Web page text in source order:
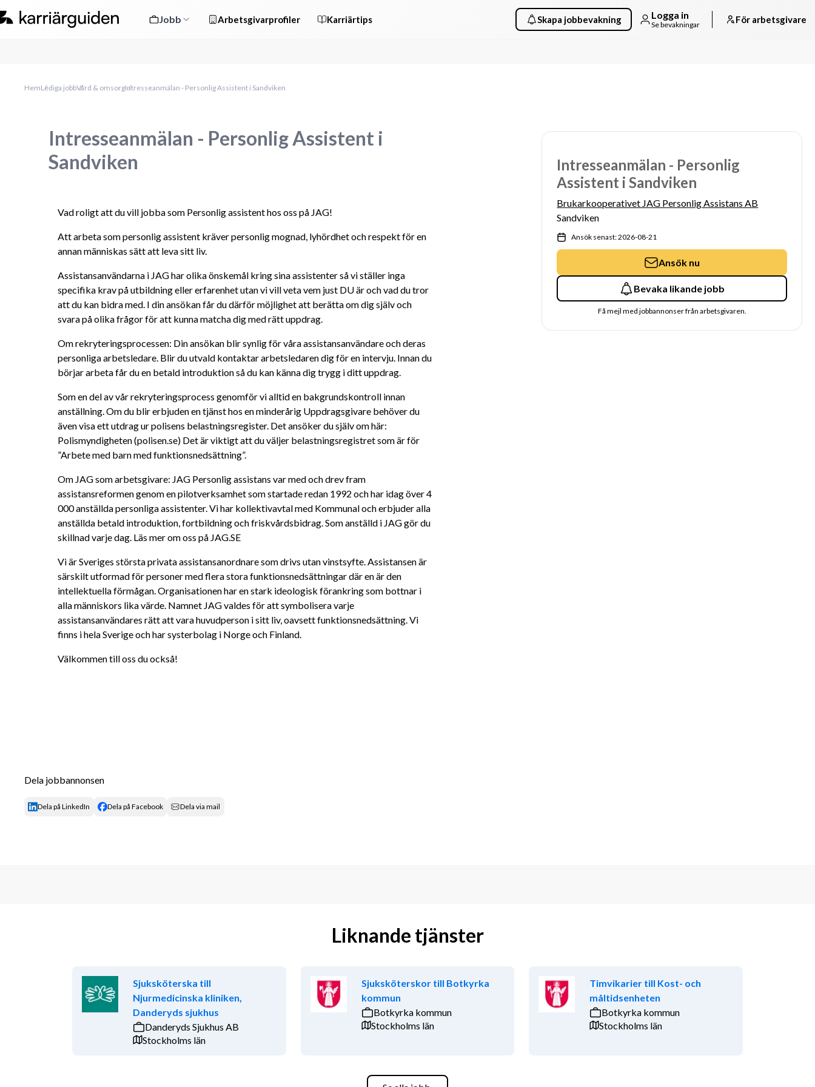
Jobb Arbetsgivarprofiler Karriärtips Skapa jobbevakning Logga in
Se bevakningar För arbetsgivare
HemLediga jobbVård & omsorgIntresseanmälan - Personlig Assistent i Sandviken
Intresseanmälan - Personlig Assistent i
Sandviken
Vad roligt att du vill jobba som Personlig assistent hos oss på JAG!
Att arbeta som personlig assistent kräver personlig mognad, lyhördhet och respekt för en
annan människas sätt att leva sitt liv.
Assistansanvändarna i JAG har olika önskemål kring sina assistenter så vi ställer inga
specifika krav på utbildning eller erfarenhet utan vi vill veta vem just DU är och vad du tror
att du kan bidra med. I din ansökan får du därför möjlighet att berätta om dig själv och
svara på olika frågor för att kunna matcha dig med rätt uppdrag.
Om rekryteringsprocessen: Din ansökan blir synlig för våra assistansanvändare och deras
personliga arbetsledare. Blir du utvald kontaktar arbetsledaren dig för en intervju. Innan du
börjar arbeta får du en betald introduktion så du kan känna dig trygg i ditt uppdrag.
Som en del av vår rekryteringsprocess genomför vi alltid en bakgrundskontroll innan
anställning. Om du blir erbjuden en tjänst hos en minderårig Uppdragsgivare behöver du
även visa ett utdrag ur polisens belastningsregister. Det ansöker du själv om här:
Polismyndigheten (polisen.se) Det är viktigt att du väljer belastningsregistret som är för
”Arbete med barn med funktionsnedsättning”.
Om JAG som arbetsgivare: JAG Personlig assistans var med och drev fram
assistansreformen genom en pilotverksamhet som startade redan 1992 och har idag över 4
000 anställda personliga assistenter. Vi har kollektivavtal med Kommunal och erbjuder alla
anställda betald introduktion, fortbildning och friskvårdsbidrag. Som anställd i JAG gör du
skillnad varje dag. Läs mer om oss på JAG.SE
Vi är Sveriges största privata assistansanordnare som drivs utan vinstsyfte. Assistansen är
särskilt utformad för personer med flera stora funktionsnedsättningar där en är den
intellektuella förmågan. Organisationen har en stark ideologisk förankring som bottnar i
alla människors lika värde. Namnet JAG valdes för att symbolisera varje
assistansanvändares rätt att vara huvudperson i sitt liv, oavsett funktionsnedsättning. Vi
finns i hela Sverige och har systerbolag i Norge och Finland.
Välkommen till oss du också!
Intresseanmälan - Personlig
Assistent i Sandviken
Brukarkooperativet JAG Personlig Assistans AB
Sandviken
Ansök senast: 2026-08-21
Ansök nu
Bevaka likande jobb
Få mejl med jobbannonser från arbetsgivaren.
Dela jobbannonsen
Dela på LinkedIn Dela på Facebook Dela via mail
Liknande tjänster
Sjuksköterska till
Njurmedicinska kliniken,
Danderyds sjukhus
Danderyds Sjukhus AB
Stockholms län
Sjuksköterskor till Botkyrka
kommun
Botkyrka kommun
Stockholms län
Timvikarier till Kost- och
måltidsenheten
Botkyrka kommun
Stockholms län